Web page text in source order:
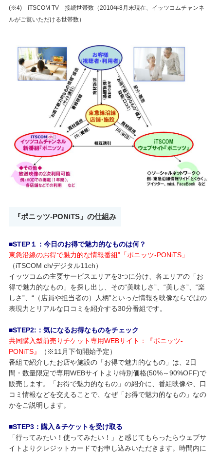
(※4) iTSCOM TV 接続世帯数（2010年8月末現在、イッツコムチャンネ
ルがご覧いただける世帯数）
『ポニッツ‐PONiTS』の仕組み
■STEP１：今日のお得で魅力的なものは何？
東急沿線のお得で魅力的な情報番組”「ポニッツ-PONiTS」
（iTSCOM ch/デジタル11ch）
イッツコムの主要サービスエリアを3つに分け、各エリアの「お
得で魅力的なもの」を探し出し、その“美味しさ”、“美しさ”、“楽
しさ”、“（店員や担当者の）人柄”といった情報を映像ならではの
表現力とリアルな口コミを紹介する30分番組です。
■STEP2:：気になるお得なものをチェック
共同購入型前売りチケット専用WEBサイト：『ポニッツ-
PONiTS』
（※11月下旬開始予定）
番組で紹介したお店や施設の「お得で魅力的なもの」は、2日
間・数量限定で専用WEBサイトより特別価格(50%～90%OFF)で
販売します。「お得で魅力的なもの」の紹介に、番組映像や、口
コミ情報などを交えることで、なぜ「お得で魅力的なもの」なの
かをご説明します。
■STEP3：購入＆チケットを受け取る
「行ってみたい！使ってみたい！」と感じてもらったらウェブサ
イトよりクレジットカードでお申し込みいただきます。時間内に